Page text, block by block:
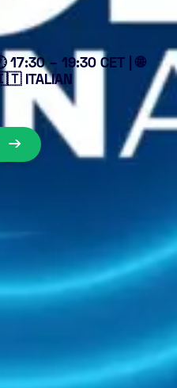
– 19:30 CET | 🌐
ITALIAN